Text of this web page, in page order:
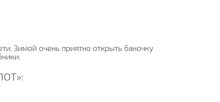
Зимой очень приятно открыть баночку